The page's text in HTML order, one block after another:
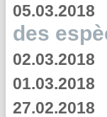
05.03.2018
des
02.03.2018
01.03.2018
27.02.2018